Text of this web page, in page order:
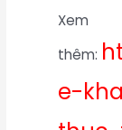
Xem
thêm:
e-